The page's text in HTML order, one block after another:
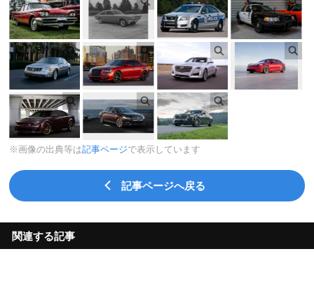
※画像の出典等は記事ページで表示しています
記事ページへ戻る
関連する記事